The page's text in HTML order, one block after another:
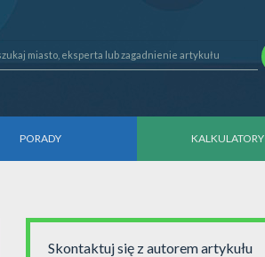
PORADY KALKULATORY
Skontaktuj się z autorem artykułu